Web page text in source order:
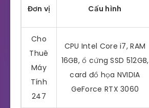
Đơn vị Cấu hình
Cho
Thuê
Máy
Tính
247
CPU Intel Core i7, RAM
16GB, ổ cứng SSD 512GB,
card đồ họa NVIDIA
GeForce RTX 3060